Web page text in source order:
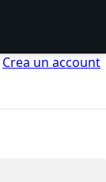
Crea un account